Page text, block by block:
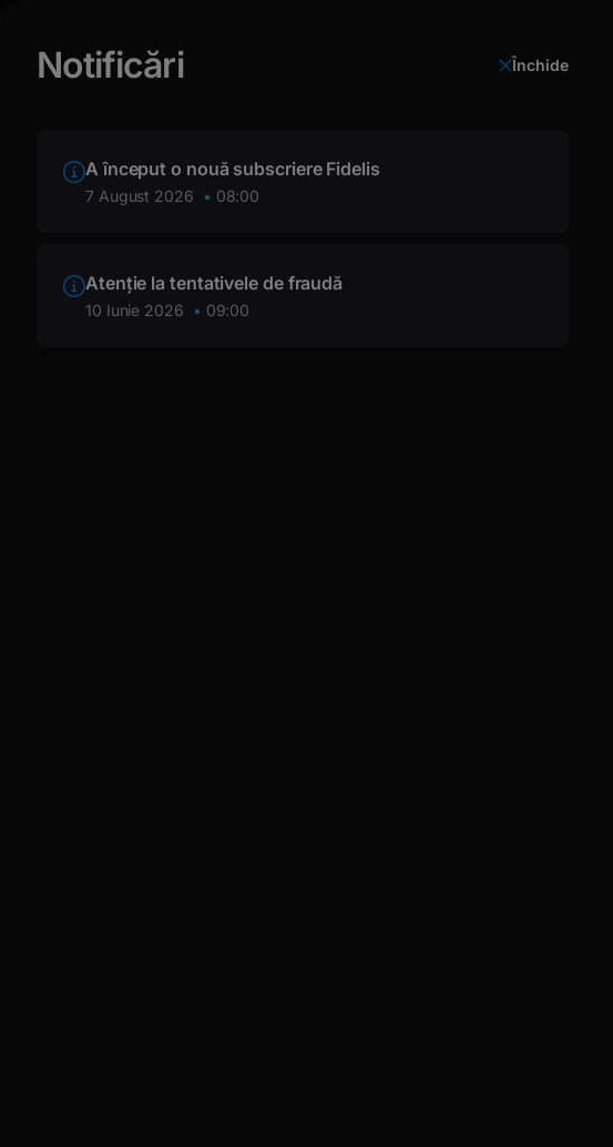
Login
FOJE
Notificări Închide
A început o nouă subscriere Fidelis
7 August 2026 08:00
Atenție la tentativele de fraudă
10 Iunie 2026 09:00